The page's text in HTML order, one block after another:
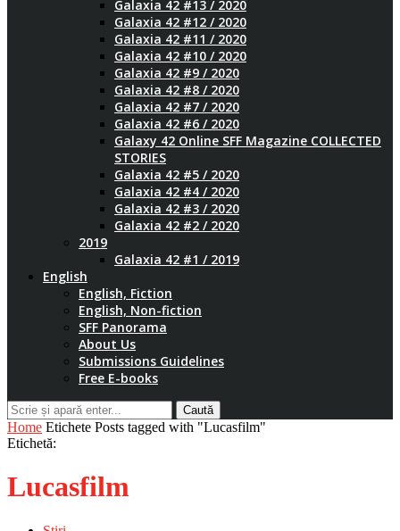
Galaxia 42 #13 / 2020
Galaxia 42 #12 / 2020
Galaxia 42 #11 / 2020
Galaxia 42 #10 / 2020
Galaxia 42 #9 / 2020
Galaxia 42 #8 / 2020
Galaxia 42 #7 / 2020
Galaxia 42 #6 / 2020
Galaxy 42 Online SFF Magazine COLLECTED
STORIES
Galaxia 42 #5 / 2020
Galaxia 42 #4 / 2020
Galaxia 42 #3 / 2020
Galaxia 42 #2 / 2020
2019
Galaxia 42 #1 / 2019
English
English, Fiction
English, Non-fiction
SFF Panorama
About Us
Submissions Guidelines
Free E-books
Caută
Home Etichete Posts tagged with "Lucasfilm"
Etichetă:
Lucasfilm